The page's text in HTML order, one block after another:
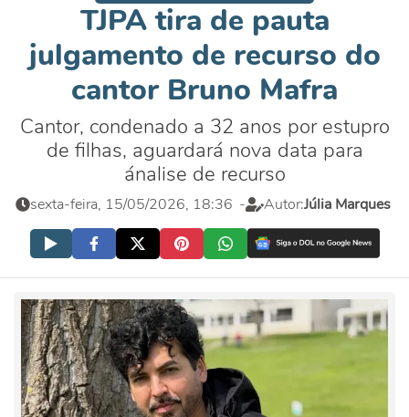
TJPA tira de pauta
julgamento de recurso do
cantor Bruno Mafra
Cantor, condenado a 32 anos por estupro
de filhas, aguardará nova data para
ánalise de recurso
sexta-feira, 15/05/2026, 18:36 - Autor:Júlia Marques